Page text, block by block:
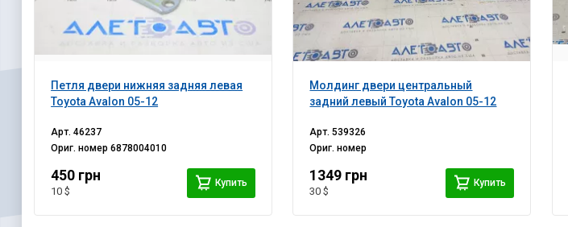
Петля двери нижняя задняя левая
Toyota Avalon 05-12
Арт.46237
Ориг. номер6878004010
450 грн
10 $
Купить
Молдинг двери центральный
задний левый Toyota Avalon 05-12
Арт.539326
Ориг. номер
1349 грн
30 $
Купить